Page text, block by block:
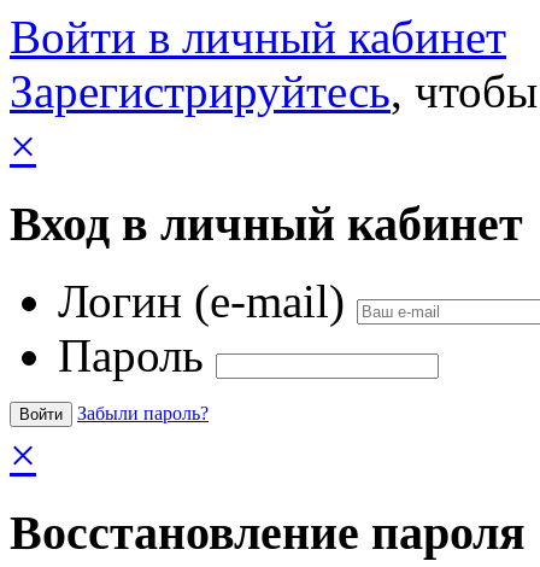
Войти в личный кабинет
Зарегистрируйтесь,
×
Вход в личный кабинет
Логин (e-mail)
Пароль
Забыли пароль?
×
Восстановление пароля